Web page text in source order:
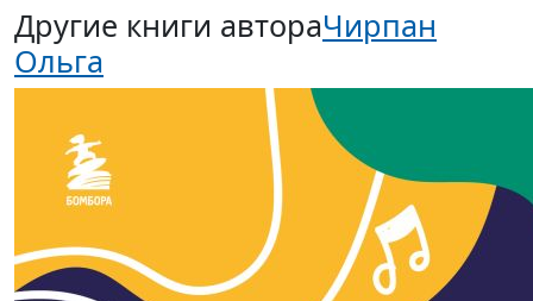
Другие книги автораЧирпан
Ольга